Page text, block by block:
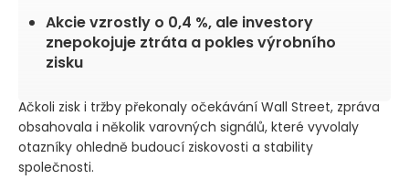
Akcie vzrostly o 0,4 %, ale investory
znepokojuje ztráta a pokles výrobního
zisku
Ačkoli zisk i tržby překonaly očekávání Wall Street, zpráva
obsahovala i několik varovných signálů, které vyvolaly
otazníky ohledně budoucí ziskovosti a stability
společnosti.